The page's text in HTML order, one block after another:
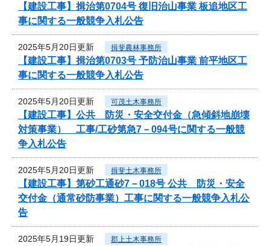
【建設工事】揖治第0704号 復旧治山事業 板追地区工
事に関する一般競争入札公告
2025年5月20日更新 揖斐農林事務所
【建設工事】揖治第0703号 予防治山事業 前平地区工
事に関する一般競争入札公告
2025年5月20日更新 可茂土木事務所
【建設工事】公共 防災・安全交付金（急傾斜地崩壊
対策事業） 工事/工砂第急7－094号に関する一般競
争入札公告
2025年5月20日更新 揖斐土木事務所
【建設工事】第砂工通砂7－018号 公共 防災・安全
交付金（通常砂防事業）工事に関する一般競争入札公
告
2025年5月19日更新 郡上土木事務所